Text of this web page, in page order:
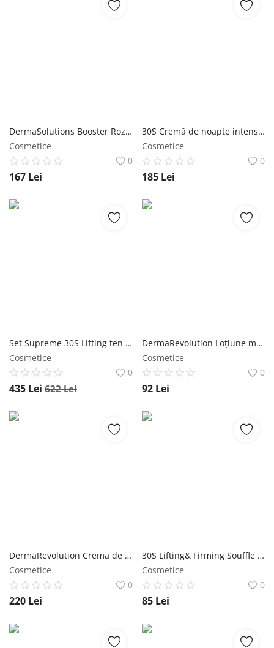
DermaSolutions Booster Rozacee/Cuperoză 100% molecular skincare Wawa Fresh Cosmetics
Cosmetice
0
167 Lei
30S Cremă de noapte intensiv Lifting&Fermitate Wawa Fresh Cosmetics
Cosmetice
0
185 Lei
Set Supreme 30S Lifting ten normal/uscat Wawa Fresh Cosmetics
Cosmetice
0
435 Lei 622Lei
DermaRevolution Loțiune micelară seboreglatoare și matifiantă Wawa Fresh Cosmetics
Cosmetice
0
92 Lei
DermaRevolution Cremă de zi hidratantă, iluminatoare, antiage și antiimperfecțiuni cu SPF 35+ Wawa Fresh Cosmetics
Cosmetice
0
220 Lei
30S Lifting& Firming Souffle Demachiant Wawa Fresh Cosmetics
Cosmetice
0
85 Lei